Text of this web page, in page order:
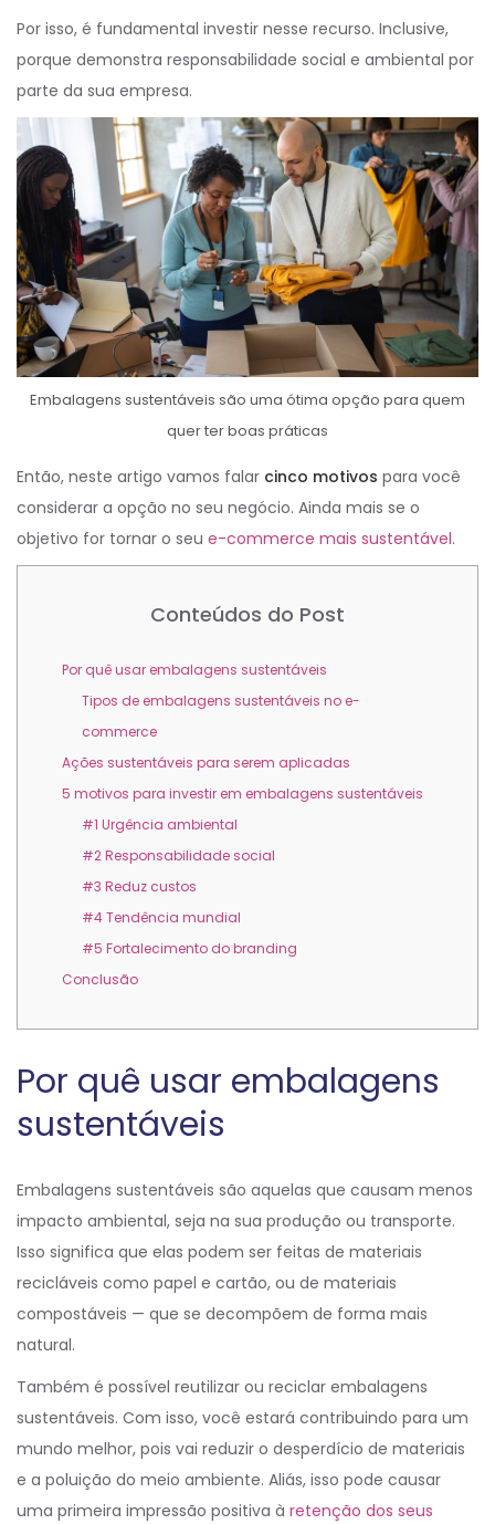
Por isso, é fundamental investir nesse recurso. Inclusive,
porque demonstra responsabilidade social e ambiental por
parte da sua empresa.
Embalagens sustentáveis são uma ótima opção para quem
quer ter boas práticas
Então, neste artigo vamos falar cinco motivos para você
considerar a opção no seu negócio. Ainda mais se o
objetivo for tornar o seu e-commerce mais sustentável.
Conteúdos do Post
Por quê usar embalagens sustentáveis
Tipos de embalagens sustentáveis no e-
commerce
Ações sustentáveis para serem aplicadas
5 motivos para investir em embalagens sustentáveis
#1 Urgência ambiental
#2 Responsabilidade social
#3 Reduz custos
#4 Tendência mundial
#5 Fortalecimento do branding
Conclusão
Por quê usar embalagens
sustentáveis
Embalagens sustentáveis são aquelas que causam menos
impacto ambiental, seja na sua produção ou transporte.
Isso significa que elas podem ser feitas de materiais
recicláveis como papel e cartão, ou de materiais
compostáveis — que se decompõem de forma mais
natural.
Também é possível reutilizar ou reciclar embalagens
sustentáveis. Com isso, você estará contribuindo para um
mundo melhor, pois vai reduzir o desperdício de materiais
e a poluição do meio ambiente. Aliás, isso pode causar
uma primeira impressão positiva à retenção dos seus